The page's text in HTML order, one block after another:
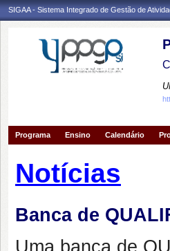
SIGAA - Sistema Integrado de Gestão de
Programa Ensino Calendário
Notícias
Banca de
Uma banca de